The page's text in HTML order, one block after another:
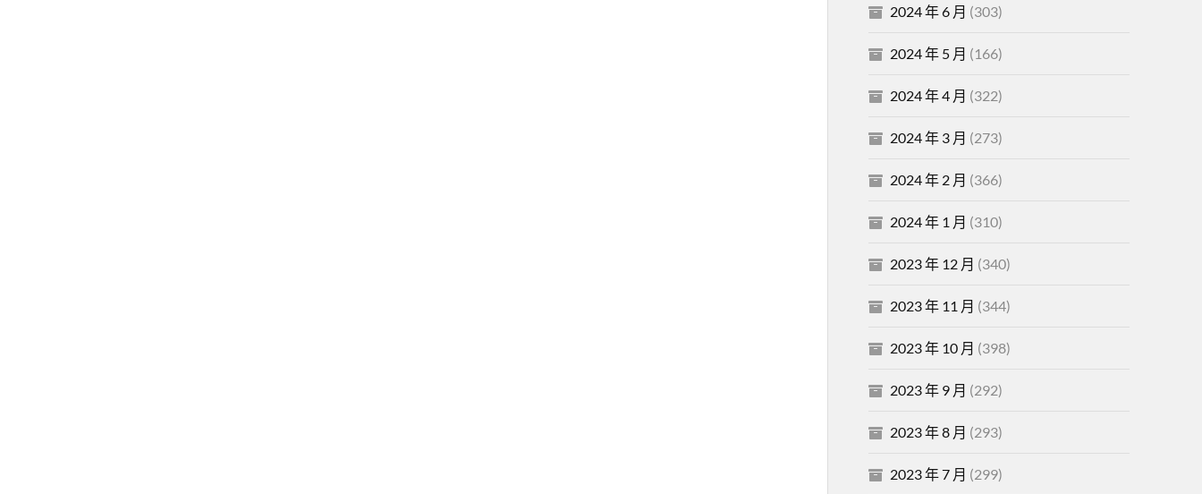
2024 年 6 月 (303)
2024 年 5 月 (166)
2024 年 4 月 (322)
2024 年 3 月 (273)
2024 年 2 月 (366)
2024 年 1 月 (310)
2023 年 12 月 (340)
2023 年 11 月 (344)
2023 年 10 月 (398)
2023 年 9 月 (292)
2023 年 8 月 (293)
2023 年 7 月 (299)